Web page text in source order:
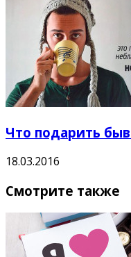
Что подарить
18.03.2016
Смотрите также